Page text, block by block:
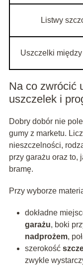
Listwy
Uszczelki
Na co zwrócić
uszczelek i
Dobry dobór nie
gumy z marketu.
nieszczelności,
przy garażu oraz to,
bramę.
Przy wyborze
dokładne
garażu, boki
nadprożem,
szerokość
zwykle